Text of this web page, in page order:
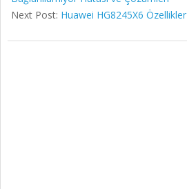
Next Post: Huawei HG8245X6 Özellikler